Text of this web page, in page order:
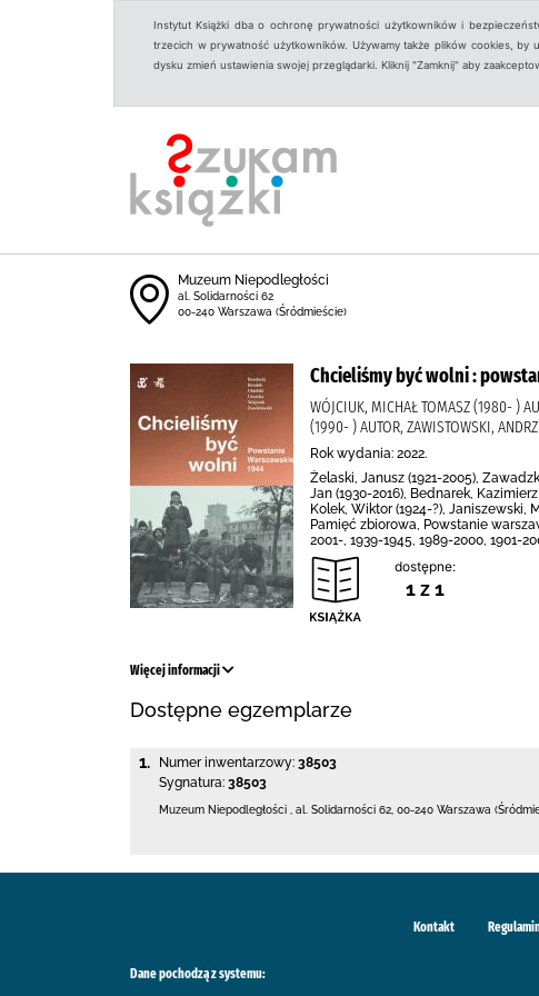
Instytut Książki dba o ochronę prywatności użytkowników i
trzecich w prywatność użytkowników. Używamy także plików cookies, by
dysku zmień ustawienia swojej przeglądarki. Kliknij "Zamknij" aby
Muzeum Niepodległości
al. Solidarności 62
00-240 Warszawa (Śródmieście)
Chcieliśmy być wolni :
WÓJCIUK, MICHAŁ TOMASZ (1980- )
(1990- ) AUTOR, ZAWISTOWSKI,
Rok wydania: 2022.
Żelaski, Janusz (1921-2005),
Jan (1930-2016), Bednarek,
Kolek, Wiktor (1924-?), Janiszewski,
Pamięć zbiorowa, Powstanie
2001-, 1939-1945, 1989-2000, 1901-
dostępne:
1 z 1
Więcej informacji
Dostępne egzemplarze
1. Numer inwentarzowy: 38503
Sygnatura: 38503
Muzeum Niepodległości al. Solidarności 62 00-240 Warszawa
Kontakt
Dane pochodzą z systemu: